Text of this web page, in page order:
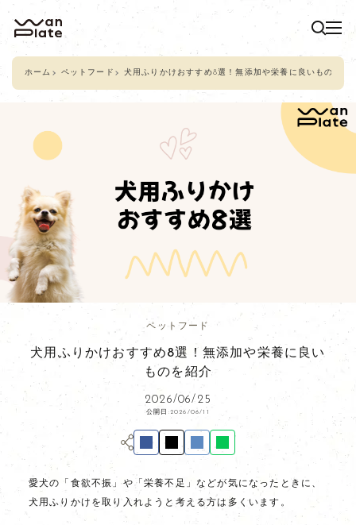
ホーム ペットフード 犬用ふりかけおすすめ8選！無添加や栄養に良いものを紹
ペットフード
犬用ふりかけおすすめ8選！無添加や栄養に良い
ものを紹介
2026/06/25
公開日:2026/06/11
愛犬の「食欲不振」や「栄養不足」などが気になったときに、
犬用ふりかけを取り入れようと考える方は多くいます。